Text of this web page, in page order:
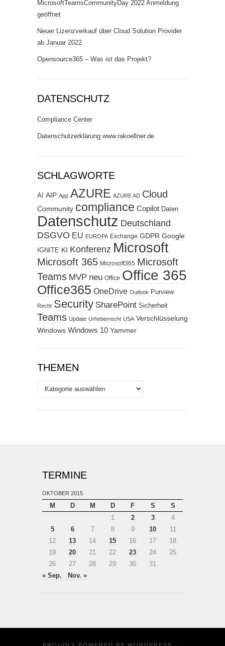
MicrosoftTeamsCommunityDay 2022 Anmeldung
geöffnet
Neuer Lizenzverkauf über Cloud Solution Provider
ab Januar 2022
Opensource365 – Was ist das Projekt?
DATENSCHUTZ
Compliance Center
Datenschutzerklärung www.rakoellner.de
SCHLAGWORTE
AI AIP App AZURE AZURE AD Cloud
Community compliance Copilot Daten
Datenschutz Deutschland
DSGVO EU EUROPA Exchange GDPR Google
IGNITE KI Konferenz Microsoft
Microsoft 365 Microsoft365 Microsoft
Teams MVP neu Office Office 365
Office365 OneDrive Outlook Purview
Recht Security SharePoint Sicherheit
Teams Update Urheberrecht USA Verschlüsselung
Windows Windows 10 Yammer
THEMEN
Themen
TERMINE
OKTOBER 2015
M D M D F S
S
1
2 3
4
5
6 7 8 9 10
11
12
13 14 15 16 17
18
19
20 21 22 23 24
25
26
27 28 29 30
31
« Sep.
Nov. »